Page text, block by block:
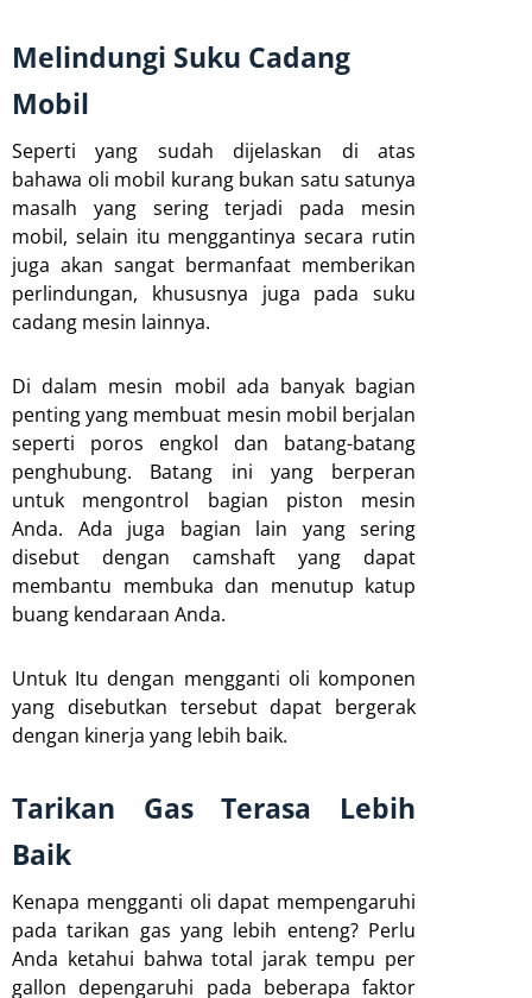
Melindungi Suku Cadang
Mobil
Seperti yang sudah dijelaskan di atas
bahawa oli mobil kurang bukan satu satunya
masalh yang sering terjadi pada mesin
mobil, selain itu menggantinya secara rutin
juga akan sangat bermanfaat memberikan
perlindungan, khususnya juga pada suku
cadang mesin lainnya.
Di dalam mesin mobil ada banyak bagian
penting yang membuat mesin mobil berjalan
seperti poros engkol dan batang-batang
penghubung. Batang ini yang berperan
untuk mengontrol bagian piston mesin
Anda. Ada juga bagian lain yang sering
disebut dengan camshaft yang dapat
membantu membuka dan menutup katup
buang kendaraan Anda.
Untuk Itu dengan mengganti oli komponen
yang disebutkan tersebut dapat bergerak
dengan kinerja yang lebih baik.
Tarikan Gas Terasa Lebih
Baik
Kenapa mengganti oli dapat mempengaruhi
pada tarikan gas yang lebih enteng? Perlu
Anda ketahui bahwa total jarak tempu per
gallon depengaruhi pada beberapa faktor